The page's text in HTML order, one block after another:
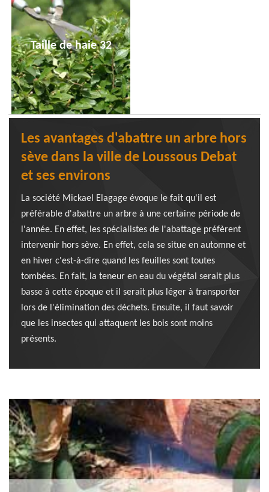
Taille de haie 32
Les avantages d'abattre un arbre hors
sève dans la ville de Loussous Debat
et ses environs
La société Mickael Elagage évoque le fait qu'il est
préférable d'abattre un arbre à une certaine période de
l'année. En effet, les spécialistes de l'abattage préfèrent
intervenir hors sève. En effet, cela se situe en automne et
en hiver c'est-à-dire quand les feuilles sont toutes
tombées. En fait, la teneur en eau du végétal serait plus
basse à cette époque et il serait plus léger à transporter
lors de l'élimination des déchets. Ensuite, il faut savoir
que les insectes qui attaquent les bois sont moins
présents.